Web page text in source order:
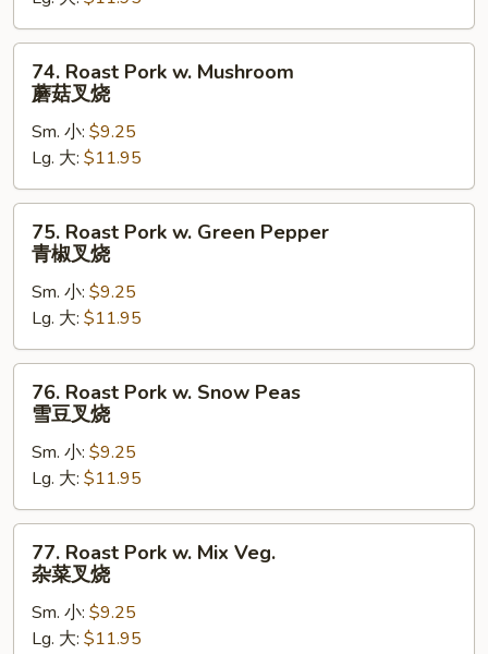
芥
兰
Roast
Pork
Mushroom
蘑
菇
74. Roast Pork w. Mushroom
蘑菇叉烧
Sm. 小: $9.25
Lg. 大: $11.95
Roast
Pork
Green
Pepper
青
75. Roast Pork w. Green Pepper
青椒叉烧
Sm. 小: $9.25
Lg. 大: $11.95
Roast
Pork
Snow
Peas
雪
76. Roast Pork w. Snow Peas
雪豆叉烧
Sm. 小: $9.25
Lg. 大: $11.95
Roast
Pork
Mix
77. Roast Pork w. Mix Veg.
杂菜叉烧
Sm. 小: $9.25
Lg. 大: $11.95